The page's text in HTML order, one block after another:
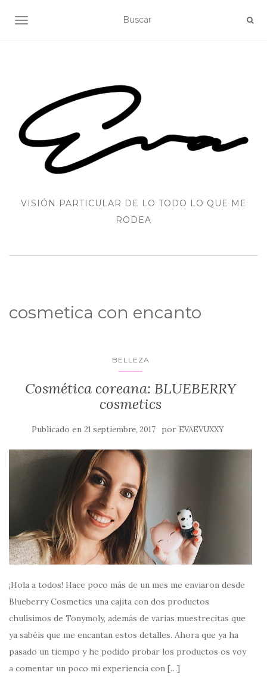
ALTERNAR NAVEGACIÓN
VISIÓN PARTICULAR DE LO TODO LO QUE ME
RODEA
cosmetica con encanto
BELLEZA
Cosmética coreana: BLUEBERRY
cosmetics
Publicado en 21 septiembre, 2017 por EVAEVUXXY
¡Hola a todos! Hace poco más de un mes me enviaron desde
Blueberry Cosmetics una cajita con dos productos
chulísimos de Tonymoly, además de varias muestrecitas que
ya sabéis que me encantan estos detalles. Ahora que ya ha
pasado un tiempo y he podido probar los productos os voy
a comentar un poco mi experiencia con […]